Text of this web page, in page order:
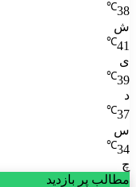
38
℃
ش
41
℃
ی
39
℃
د
37
℃
س
34
℃
چ
مطالب پر بازدید